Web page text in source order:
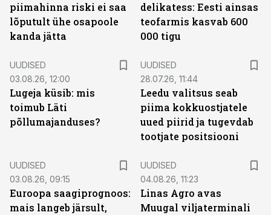
piimahinna riski ei saa
lõputult ühe osapoole
kanda jätta
delikatess: Eesti ainsas
teofarmis kasvab 600
000 tigu
UUDISED
03.08.26, 12:00
Lugeja küsib: mis
toimub Läti
põllumajanduses?
UUDISED
28.07.26, 11:44
Leedu valitsus seab
piima kokkuostjatele
uued piirid ja tugevdab
tootjate positsiooni
UUDISED
03.08.26, 09:15
Euroopa saagiprognoos:
mais langeb järsult,
UUDISED
04.08.26, 11:23
Linas Agro avas
Muugal viljaterminali